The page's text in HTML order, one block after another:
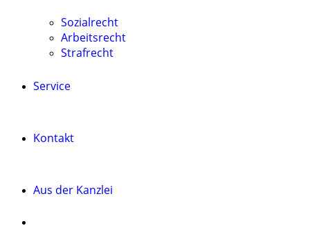
Sozialrecht
Arbeitsrecht
Strafrecht
Service
Kontakt
Aus der Kanzlei